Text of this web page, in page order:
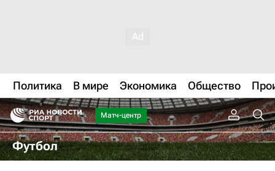
Политика В мире Экономика Общество
Матч-центр
Футбол